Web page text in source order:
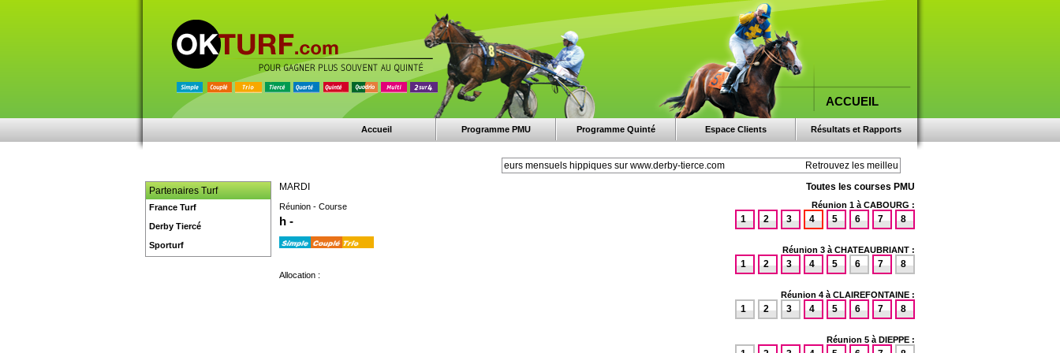
ACCUEIL
Résultats et Rapports
Espace Clients
Programme Quinté
Programme PMU
Accueil
Toutes les courses PMU
Réunion 1 à CABOURG :
8
7
6
5
4
3
2
1
Réunion 3 à CHATEAUBRIANT :
8
7
6
5
4
3
2
1
Réunion 4 à CLAIREFONTAINE :
8
7
6
5
4
3
2
1
Réunion 5 à DIEPPE :
MARDI
Réunion - Course
h -
Allocation :
Partenaires Turf
France Turf
Derby Tiercé
Sporturf